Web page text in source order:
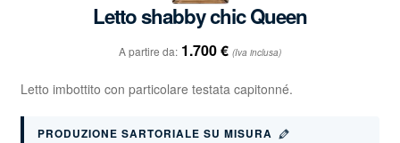
Letto shabby chic Queen
A partire da: 1.700€ (Iva inclusa)
Letto imbottito con particolare testata capitonné.
PRODUZIONE SARTORIALE SU MISURA